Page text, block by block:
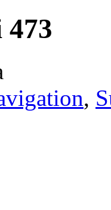
,